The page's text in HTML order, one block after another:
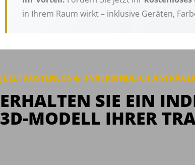
in Ihrem Raum wirkt – inklusive Geräten,
JETZT KOSTENLOS & UNVERBINDLICH
ERHALTEN SIE EIN
3D-MODELL IHRER